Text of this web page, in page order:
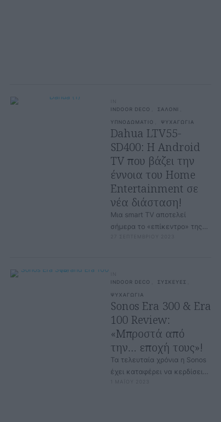
IN
INDOOR DECO
ΣΑΛΟΝΙ
ΥΠΝΟΔΩΜΑΤΙΟ ΨΥΧΑΓΩΓΙΑ
Dahua LTV55-
SD400: Η Android
TV που βάζει την
έννοια του Home
Entertainment σε
νέα διάσταση!
Μια smart TV αποτελεί
σήμερα το «επίκεντρο» της
ψυχαγωγίας σε κάθε
27 ΣΕΠΤΕΜΒΡΙΟΥ 2023
IN
INDOOR DECO
ΣΥΣΚΕΥΕΣ
ΨΥΧΑΓΩΓΙΑ
Sonos Era 300 & Era
100 Review:
«Μπροστά από
την… εποχή τους»!
Τα τελευταία χρόνια η Sonos
έχει καταφέρει να κερδίσει
επάξια μια θέση στις καρδιές
1 ΜΑΪΟΥ 2023